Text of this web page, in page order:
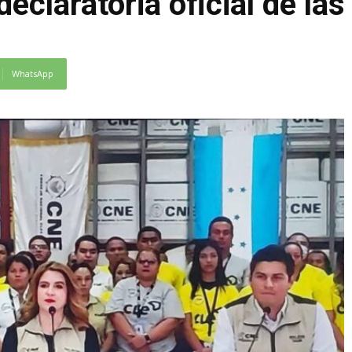
WhatsApp